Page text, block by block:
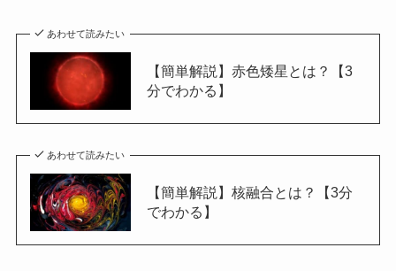
あわせて読みたい
【簡単解説】赤色矮星とは？【3
分でわかる】
あわせて読みたい
【簡単解説】核融合とは？【3分
でわかる】